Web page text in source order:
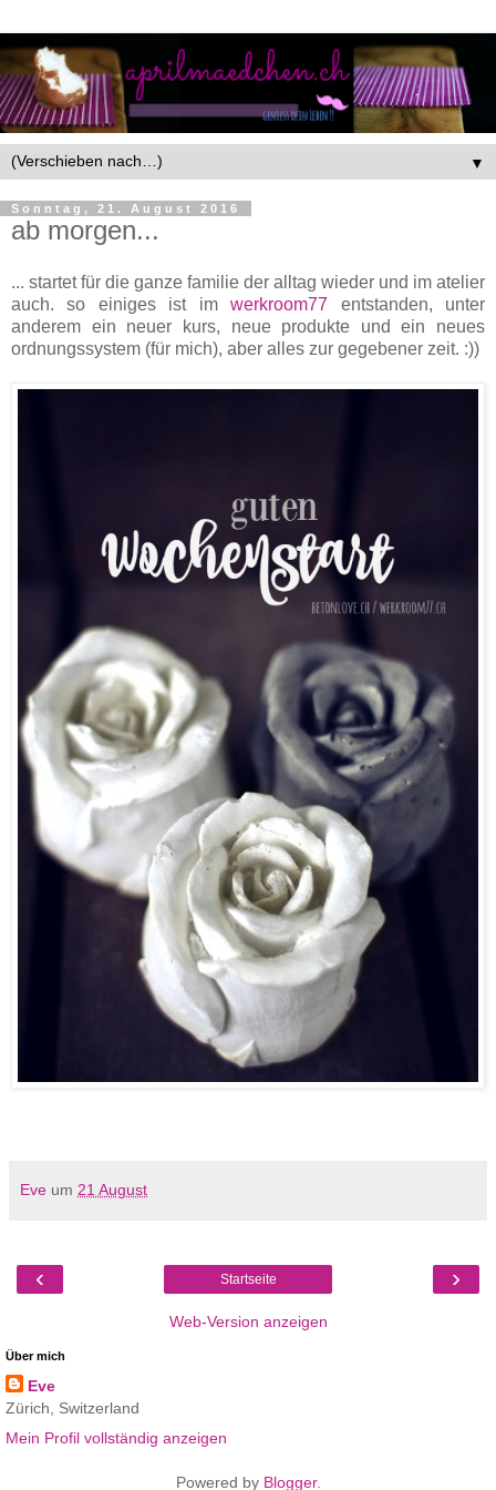
▼
Sonntag, 21. August 2016
ab morgen...
... startet für die ganze familie der alltag wieder und im atelier
auch. so einiges ist imwerkroom77 entstanden, unter
anderem ein neuer kurs, neue produkte und ein neues
ordnungssystem (für mich), aber alles zur gegebener zeit. :))
Eve um 21 August
‹ ›
Startseite
Web-Version anzeigen
Über mich
Eve
Zürich, Switzerland
Mein Profil vollständig anzeigen
Powered by Blogger.